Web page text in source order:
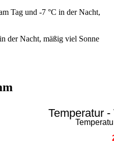
Tag und -7 °C in der Nacht,
der Nacht, mäßig viel Sonne